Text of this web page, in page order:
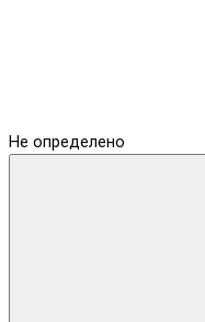
Не определено